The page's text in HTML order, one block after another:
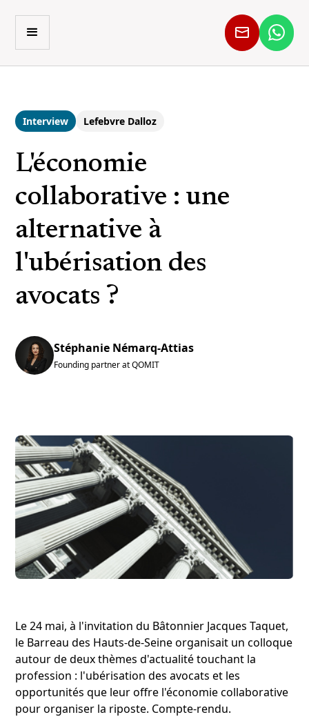
Interview Lefebvre Dalloz
L'économie
collaborative : une
alternative à
l'ubérisation des
avocats ?
Stéphanie Némarq-Attias
Founding partner at QOMIT
Le 24 mai, à l'invitation du Bâtonnier Jacques Taquet,
le Barreau des Hauts-de-Seine organisait un colloque
autour de deux thèmes d'actualité touchant la
profession : l'ubérisation des avocats et les
opportunités que leur offre l'économie collaborative
pour organiser la riposte. Compte-rendu.